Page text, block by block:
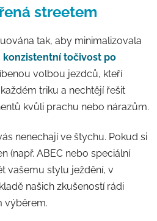
streetem
tak, aby minimalizovala
konzistentní točivost po
volbou jezdců, kteří
triku a nechtějí řešit
kvůli prachu nebo nárazům.
nenechají ve štychu. Pokud si
(např. ABEC nebo speciální
vašemu stylu ježdění, v
našich zkušeností rádi
výběrem.